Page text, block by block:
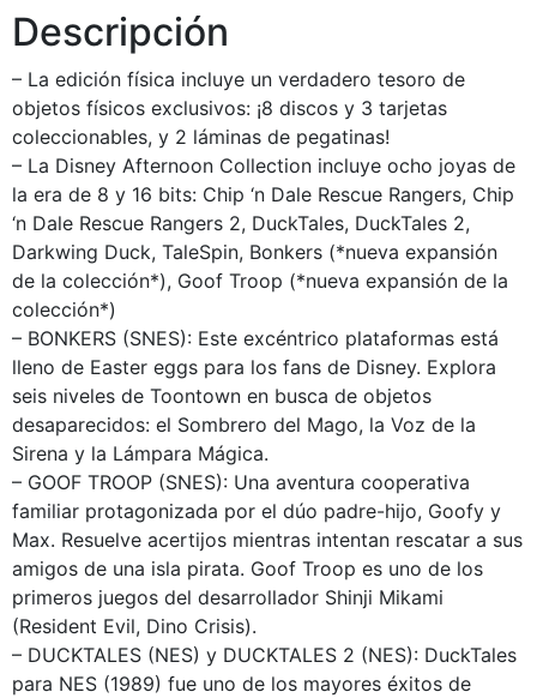
Descripción
– La edición física incluye un verdadero tesoro de
objetos físicos exclusivos: ¡8 discos y 3 tarjetas
coleccionables, y 2 láminas de pegatinas!
– La Disney Afternoon Collection incluye ocho joyas de
la era de 8 y 16 bits: Chip ‘n Dale Rescue Rangers, Chip
‘n Dale Rescue Rangers 2, DuckTales, DuckTales 2,
Darkwing Duck, TaleSpin, Bonkers (*nueva expansión
de la colección*), Goof Troop (*nueva expansión de la
colección*)
– BONKERS (SNES): Este excéntrico plataformas está
lleno de Easter eggs para los fans de Disney. Explora
seis niveles de Toontown en busca de objetos
desaparecidos: el Sombrero del Mago, la Voz de la
Sirena y la Lámpara Mágica.
– GOOF TROOP (SNES): Una aventura cooperativa
familiar protagonizada por el dúo padre-hijo, Goofy y
Max. Resuelve acertijos mientras intentan rescatar a sus
amigos de una isla pirata. Goof Troop es uno de los
primeros juegos del desarrollador Shinji Mikami
(Resident Evil, Dino Crisis).
– DUCKTALES (NES) y DUCKTALES 2 (NES): DuckTales
para NES (1989) fue uno de los mayores éxitos de